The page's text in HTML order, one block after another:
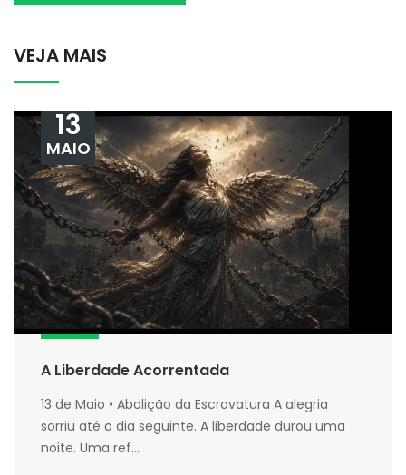
VEJA MAIS
A Liberdade Acorrentada
13
MAIO
13 de Maio • Abolição da Escravatura A alegria
sorriu até o dia seguinte. A liberdade durou uma
noite. Uma ref...